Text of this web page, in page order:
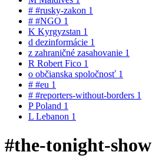
# #rusky-zakon 1
# #NGO 1
K Kyrgyzstan 1
d dezinformácie 1
z zahraničné zasahovanie 1
R Robert Fico 1
o občianska spoločnosť 1
# #eu 1
# #reporters-without-borders 1
PPoland 1
L Lebanon 1
#the-tonight-show